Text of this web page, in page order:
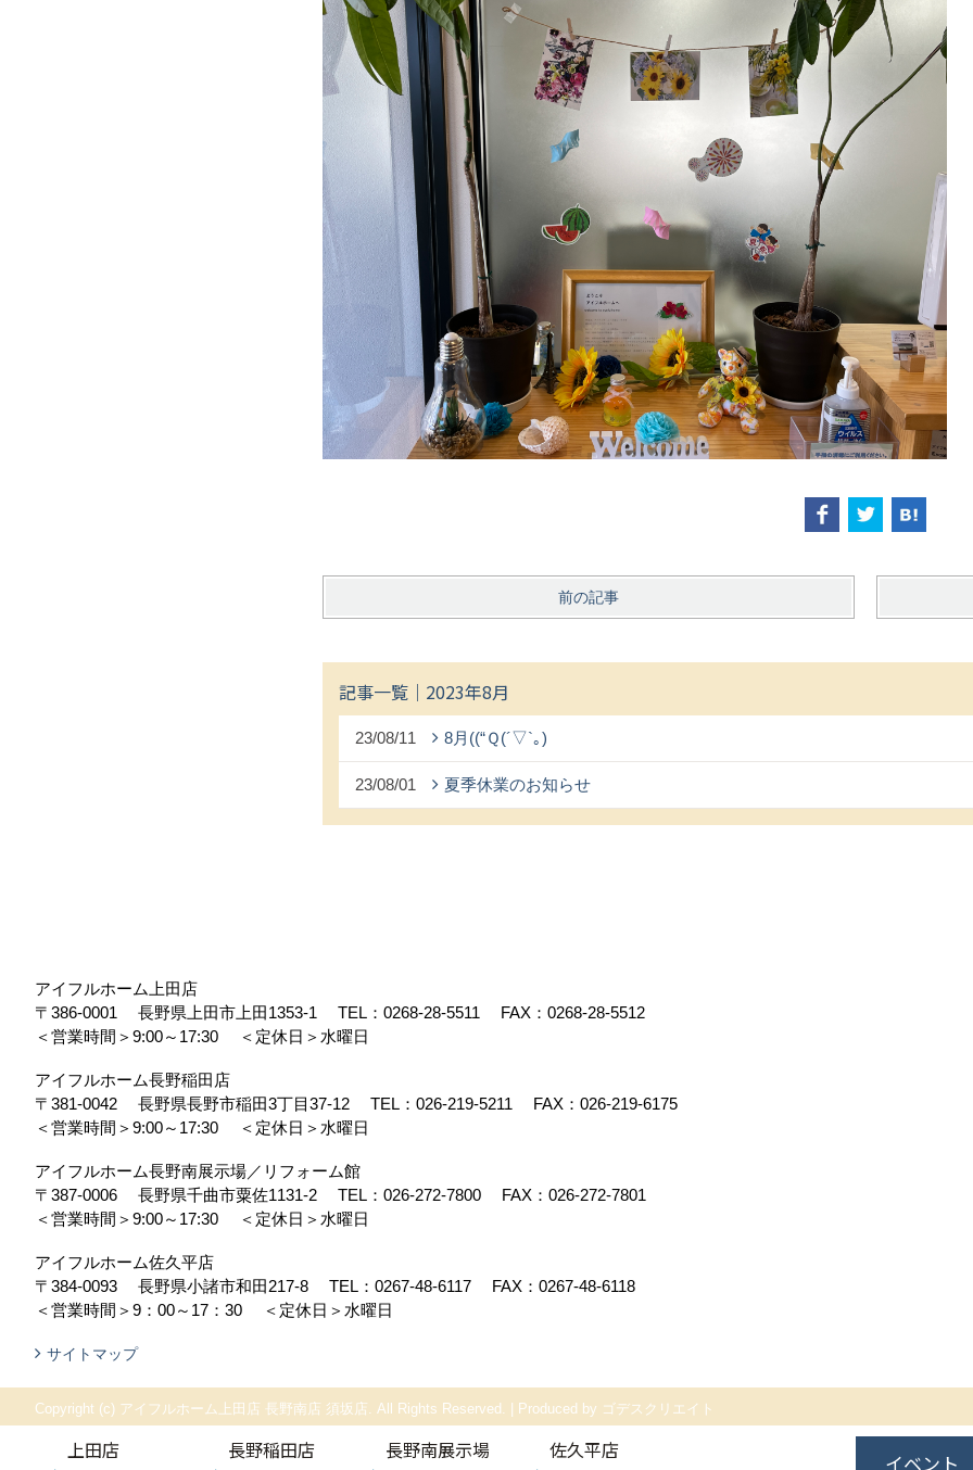
前の記事
記事一覧｜2023年8月
23/08/11 8月((“Ｑ(´▽`｡)
23/08/01 夏季休業のお知らせ
アイフルホーム上田店
〒386-0001
長野県上田市上田1353-1 TEL： 0268-28-5511
FAX：0268-28-5512
＜営業時間＞9:00～17:30
＜定休日＞水曜日
アイフルホーム長野稲田店
〒381-0042
長野県長野市稲田3丁目37-12 TEL： 026-219-5211
FAX：026-219-6175
＜営業時間＞9:00～17:30
＜定休日＞水曜日
アイフルホーム長野南展示場／リフォーム館
〒387-0006
長野県千曲市粟佐1131-2 TEL： 026-272-7800
FAX：026-272-7801
＜営業時間＞9:00～17:30
＜定休日＞水曜日
アイフルホーム佐久平店
〒384-0093
長野県小諸市和田217-8 TEL： 0267-48-6117
FAX：0267-48-6118
＜営業時間＞9：00～17：30
＜定休日＞水曜日
サイトマップ
Copyright (c) アイフルホーム上田店 長野南店 須坂店. All Rights Reserved. Produced by ゴデスクリエイト
上田店 長野稲田店 長野南展示場 佐久平店 イベント